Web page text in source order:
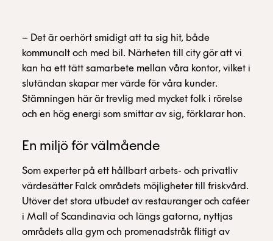
– Det är oerhört smidigt att ta sig hit, både
kommunalt och med bil. Närheten till city gör att vi
kan ha ett tätt samarbete mellan våra kontor, vilket i
slutändan skapar mer värde för våra kunder.
Stämningen här är trevlig med mycket folk i rörelse
och en hög energi som smittar av sig, förklarar hon.
En miljö för välmående
Som experter på ett hållbart arbets- och privatliv
värdesätter Falck områdets möjligheter till friskvård.
Utöver det stora utbudet av restauranger och caféer
i Mall of Scandinavia och längs gatorna, nyttjas
områdets alla gym och promenadstråk flitigt av